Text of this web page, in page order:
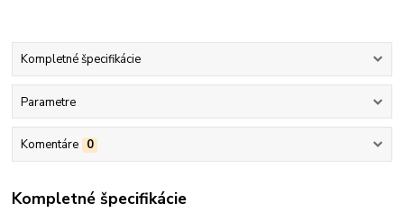
Kompletné špecifikácie
Parametre
Komentáre 0
Kompletné špecifikácie